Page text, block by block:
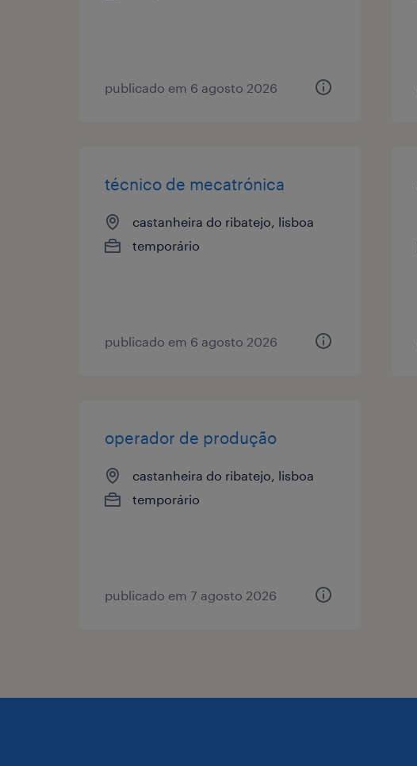
publicado em 6 agosto 2026
técnico de mecatrónica
castanheira do ribatejo, lisboa
temporário
publicado em 6 agosto 2026
operador de produção
castanheira do ribatejo, lisboa
temporário
publicado em 7 agosto 2026